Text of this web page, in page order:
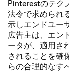
Pinterestのテク
法令で求められ
示しエンドユー
広告主は、エン
ータが、適用さ
されることを確
らの合理的なす